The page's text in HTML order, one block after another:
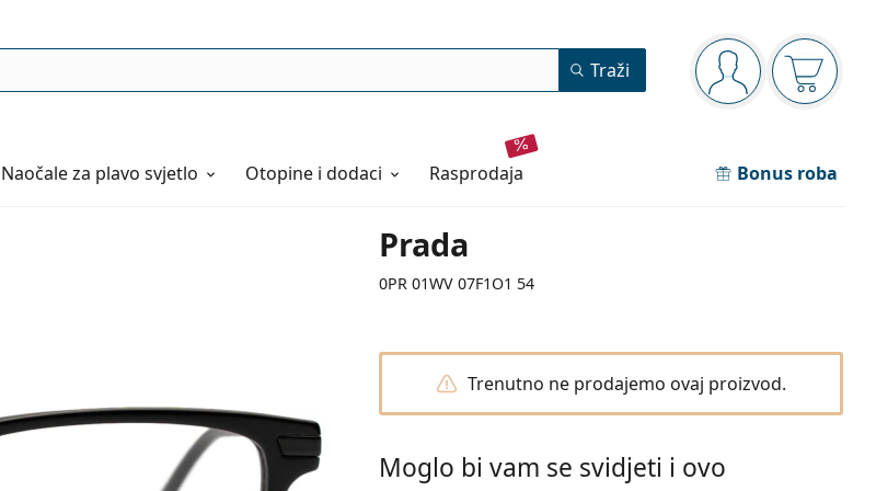
Navigacijska ploča
ste prijavljeni
Traži
Naočaleza plavo svjetlo Otopine i dodaci rasprodaja Bonus roba
Prada
0PR 01WV 07F1O1 54
Trenutno ne prodajemo ovaj proizvod.
Moglo bi vam se svidjeti i ovo